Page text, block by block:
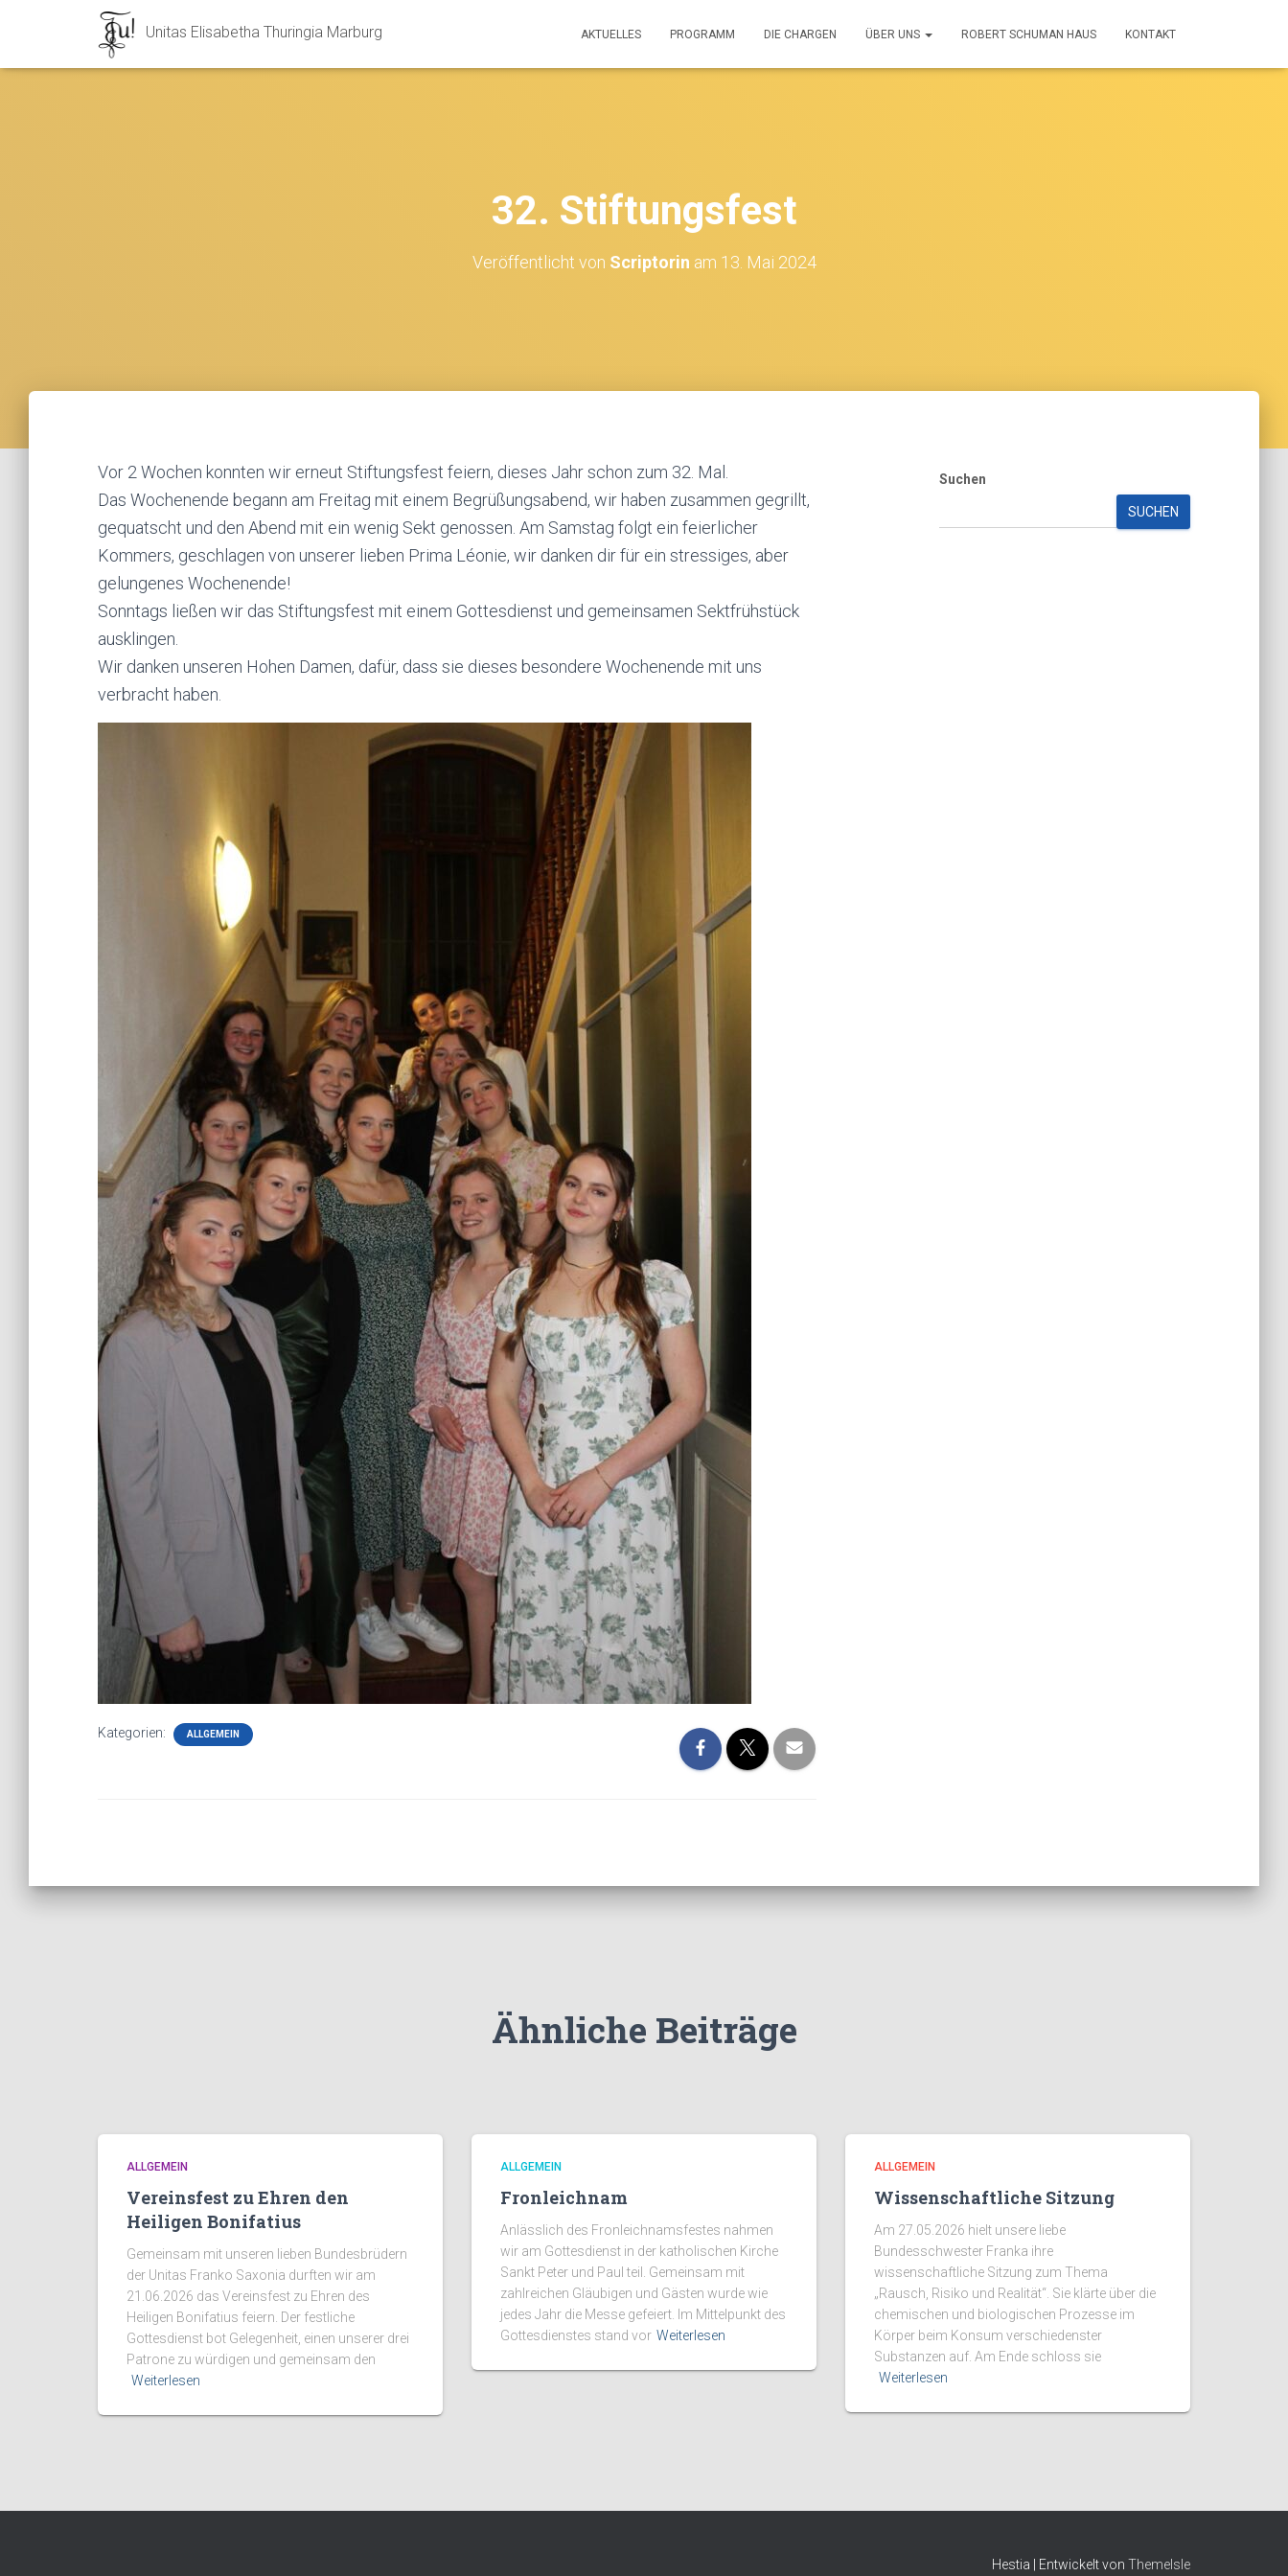
Unitas Elisabetha Thuringia Marburg AKTUELLES PROGRAMM DIE CHARGEN ÜBER UNS ROBERT SCHUMAN HAUS KONTAKT
32. Stiftungsfest
Veröffentlicht von Scriptorin am 13. Mai 2024
Vor 2 Wochen konnten wir erneut Stiftungsfest feiern, dieses Jahr schon zum 32. Mal.
Das Wochenende begann am Freitag mit einem Begrüßungsabend, wir haben zusammen gegrillt,
gequatscht und den Abend mit ein wenig Sekt genossen. Am Samstag folgt ein feierlicher
Kommers, geschlagen von unserer lieben Prima Léonie, wir danken dir für ein stressiges, aber
gelungenes Wochenende!
Sonntags ließen wir das Stiftungsfest mit einem Gottesdienst und gemeinsamen Sektfrühstück
ausklingen.
Wir danken unseren Hohen Damen, dafür, dass sie dieses besondere Wochenende mit uns
verbracht haben.
Kategorien: ALLGEMEIN
Suchen
SUCHEN
Ähnliche Beiträge
ALLGEMEIN
Vereinsfest zu Ehren den
Heiligen Bonifatius
Gemeinsam mit unseren lieben Bundesbrüdern
der Unitas Franko Saxonia durften wir am
21.06.2026 das Vereinsfest zu Ehren des
Heiligen Bonifatius feiern. Der festliche
Gottesdienst bot Gelegenheit, einen unserer drei
Patrone zu würdigen und gemeinsam den
Weiterlesen
ALLGEMEIN
Fronleichnam
Anlässlich des Fronleichnamsfestes nahmen
wir am Gottesdienst in der katholischen Kirche
Sankt Peter und Paul teil. Gemeinsam mit
zahlreichen Gläubigen und Gästen wurde wie
jedes Jahr die Messe gefeiert. Im Mittelpunkt des
Gottesdienstes stand vor Weiterlesen
ALLGEMEIN
Wissenschaftliche Sitzung
Am 27.05.2026 hielt unsere liebe
Bundesschwester Franka ihre
wissenschaftliche Sitzung zum Thema
„Rausch, Risiko und Realität“. Sie klärte über die
chemischen und biologischen Prozesse im
Körper beim Konsum verschiedenster
Substanzen auf. Am Ende schloss sie
Weiterlesen
Hestia | Entwickelt von ThemeIsle